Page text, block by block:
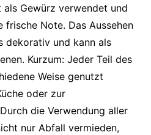
Gewürz verwendet und
frische Note. Das Aussehen
dekorativ und kann als
Kurzum: Jeder Teil des
Weise genutzt
oder zur
die Verwendung aller
nur Abfall vermieden,